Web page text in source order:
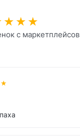
★ ★ ★
с маркетплейсов
★